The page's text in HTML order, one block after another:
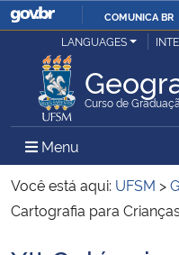
COMUNICA BR
Ministério da Justiça e Segurança
Ministério da Defesa
Ministério das Relações Exteriores
LANGUAGES
Curso de
Menu Menu
Você está aqui: UFSM >
Cartografia para